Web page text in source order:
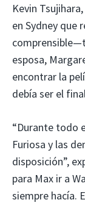
Kevin
en Sydney que
esposa,
encontrar la
debía ser el
“Durante todo
Furiosa y las
disposición”,
para Max ir a
siempre hacía.